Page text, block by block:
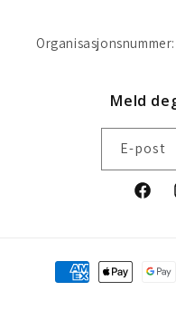
Meld
E-post
Betalingsmåter